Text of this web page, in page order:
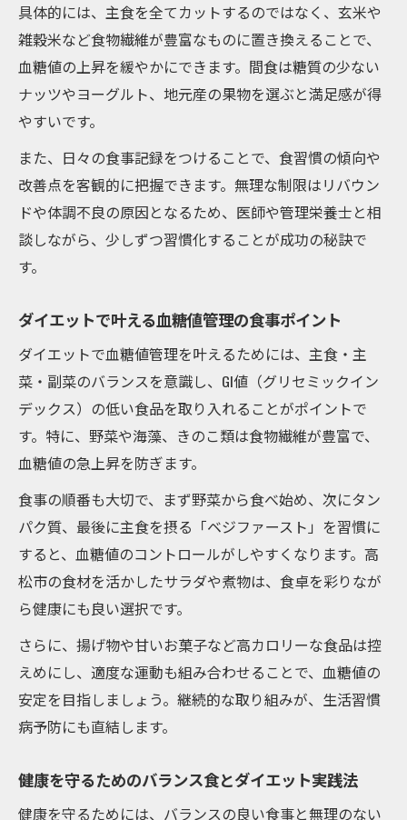
具体的には、主食を全てカットするのではなく、玄米や
雑穀米など食物繊維が豊富なものに置き換えることで、
血糖値の上昇を緩やかにできます。間食は糖質の少ない
ナッツやヨーグルト、地元産の果物を選ぶと満足感が得
やすいです。
また、日々の食事記録をつけることで、食習慣の傾向や
改善点を客観的に把握できます。無理な制限はリバウン
ドや体調不良の原因となるため、医師や管理栄養士と相
談しながら、少しずつ習慣化することが成功の秘訣で
す。
ダイエットで叶える血糖値管理の食事ポイント
ダイエットで血糖値管理を叶えるためには、主食・主
菜・副菜のバランスを意識し、GI値（グリセミックイン
デックス）の低い食品を取り入れることがポイントで
す。特に、野菜や海藻、きのこ類は食物繊維が豊富で、
血糖値の急上昇を防ぎます。
食事の順番も大切で、まず野菜から食べ始め、次にタン
パク質、最後に主食を摂る「ベジファースト」を習慣に
すると、血糖値のコントロールがしやすくなります。高
松市の食材を活かしたサラダや煮物は、食卓を彩りなが
ら健康にも良い選択です。
さらに、揚げ物や甘いお菓子など高カロリーな食品は控
えめにし、適度な運動も組み合わせることで、血糖値の
安定を目指しましょう。継続的な取り組みが、生活習慣
病予防にも直結します。
健康を守るためのバランス食とダイエット実践法
健康を守るためには、バランスの良い食事と無理のない